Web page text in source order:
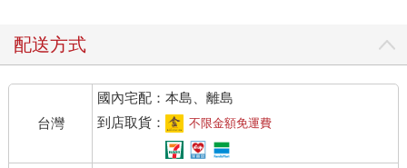
配送方式
台灣
國內宅配：本島、離島
到店取貨：
不限金額免運費